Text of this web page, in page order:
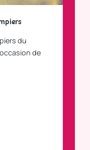
du
de